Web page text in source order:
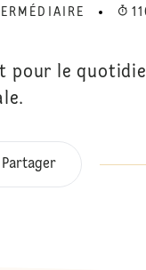
pour le
Partager